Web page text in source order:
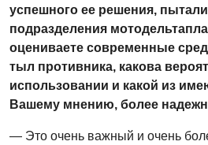
успешного ее решения,
подразделения
оцениваете современные
тыл противника, какова
использовании и какой из
Вашему мнению, более
— Это очень важный и очень